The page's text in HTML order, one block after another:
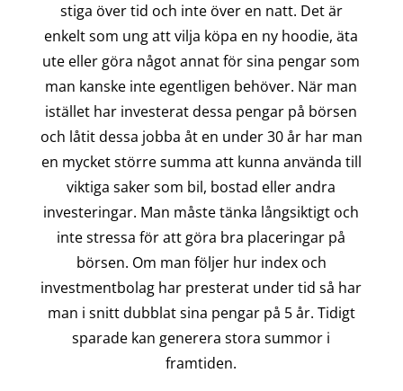
stiga över tid och inte över en natt. Det är
enkelt som ung att vilja köpa en ny hoodie, äta
ute eller göra något annat för sina pengar som
man kanske inte egentligen behöver. När man
istället har investerat dessa pengar på börsen
och låtit dessa jobba åt en under 30 år har man
en mycket större summa att kunna använda till
viktiga saker som bil, bostad eller andra
investeringar. Man måste tänka långsiktigt och
inte stressa för att göra bra placeringar på
börsen. Om man följer hur index och
investmentbolag har presterat under tid så har
man i snitt dubblat sina pengar på 5 år. Tidigt
sparade kan generera stora summor i
framtiden.